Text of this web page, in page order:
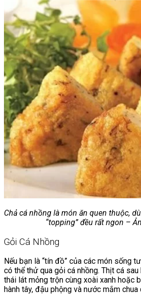
Chả cá nhồng là món ăn quen thuộc,
“topping” đều rất ngon –
Gỏi Cá Nhồng
Nếu bạn là “tín đồ” của các món sống
có thể thử qua gỏi cá nhồng. Thịt cá
thái lát mỏng trộn cùng xoài xanh hoặc
hành tây, đậu phộng và nước mắm